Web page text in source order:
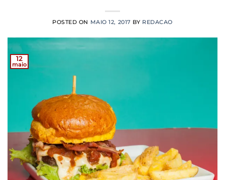
POSTED ON MAIO 12, 2017 BY REDACAO
12
maio